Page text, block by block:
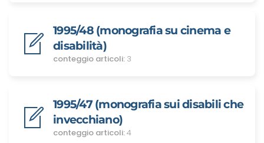
1995/48 (monografia su cinema e
disabilità)
conteggio articoli: 3
1995/47 (monografia sui disabili che
invecchiano)
conteggio articoli:4